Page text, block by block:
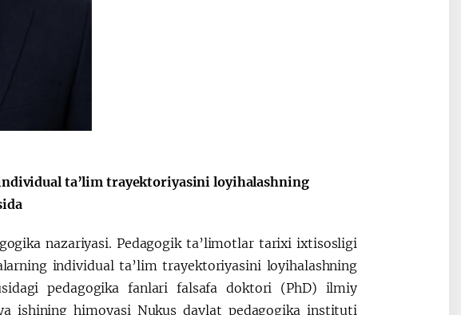
hamkorligi
Pokiston hamkorligi
ta’lim trayektoriyasini loyihalashning
nazariyasi. Pedagogik ta’limotlar tarixi ixtisosligi
individual ta’lim trayektoriyasini loyihalashning
pedagogika fanlari falsafa doktori (PhD) ilmiy
ishining himoyasi Nukus davlat pedagogika instituti